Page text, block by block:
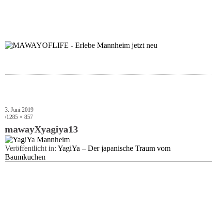
3. Juni 2019
1285 × 857
mawayXyagiya13
Veröffentlicht in: YagiYa – Der japanische Traum vom
Baumkuchen